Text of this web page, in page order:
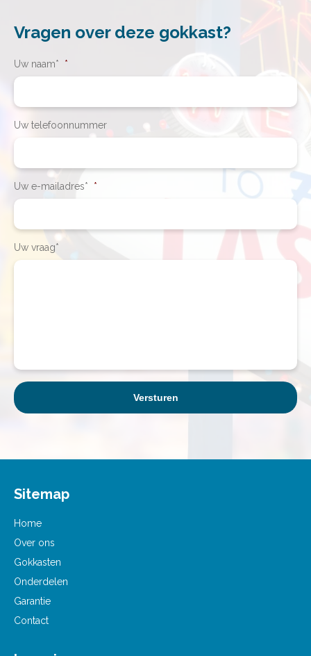
Vragen over deze gokkast?
Uw naam* *
Uw telefoonnummer
Uw e-mailadres* *
Uw vraag*
Sitemap
Home
Over ons
Gokkasten
Onderdelen
Garantie
Contact